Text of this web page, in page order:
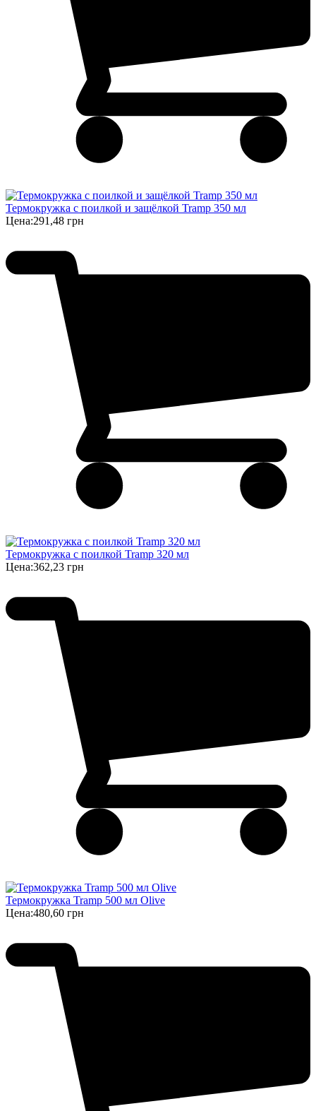
Термокружка с поилкой и защёлкой Tramp 350 мл
Цена:291,48 грн
Термокружка с поилкой Tramp 320 мл
Цена:362,23 грн
Термокружка Tramp 500 мл Olive
Цена:480,60 грн